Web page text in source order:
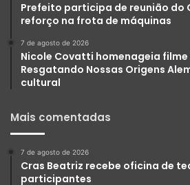
Prefeito participa de reunião do
reforço na frota de máquinas
7 de agosto de 2026
Nicole Covatti homenageia filme
Resgatando Nossas Origens
cultural
Mais comentadas
7 de agosto de 2026
Cras Beatriz recebe oficina de
participantes